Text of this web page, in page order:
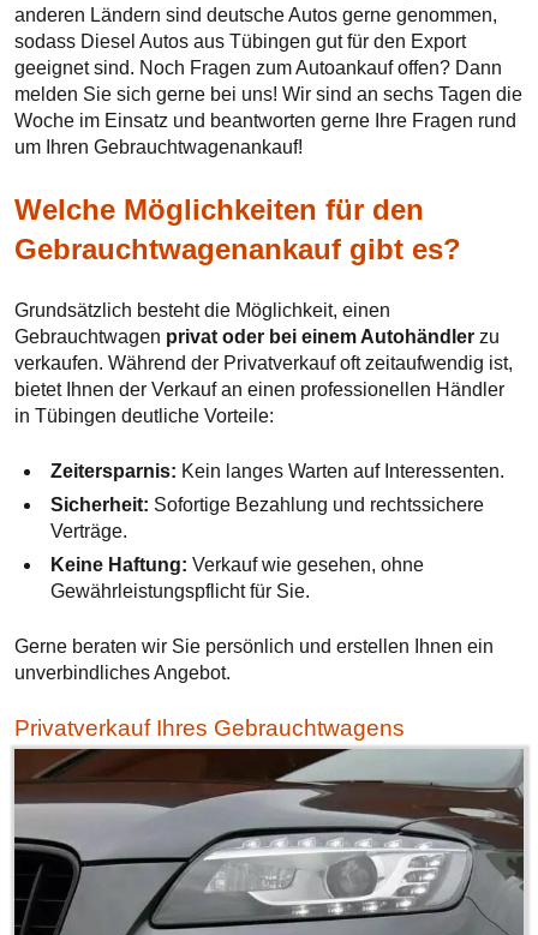
anderen Ländern sind deutsche Autos gerne genommen,
sodass Diesel Autos aus Tübingen gut für den Export
geeignet sind. Noch Fragen zum Autoankauf offen? Dann
melden Sie sich gerne bei uns! Wir sind an sechs Tagen die
Woche im Einsatz und beantworten gerne Ihre Fragen rund
um Ihren Gebrauchtwagenankauf!
Welche Möglichkeiten für den
Gebrauchtwagenankauf gibt es?
Grundsätzlich besteht die Möglichkeit, einen
Gebrauchtwagen privat oder bei einem Autohändler zu
verkaufen. Während der Privatverkauf oft zeitaufwendig ist,
bietet Ihnen der Verkauf an einen professionellen Händler
in Tübingen deutliche Vorteile:
Zeitersparnis: Kein langes Warten auf Interessenten.
Sicherheit: Sofortige Bezahlung und rechtssichere
Verträge.
Keine Haftung: Verkauf wie gesehen, ohne
Gewährleistungspflicht für Sie.
Gerne beraten wir Sie persönlich und erstellen Ihnen ein
unverbindliches Angebot.
Privatverkauf Ihres Gebrauchtwagens